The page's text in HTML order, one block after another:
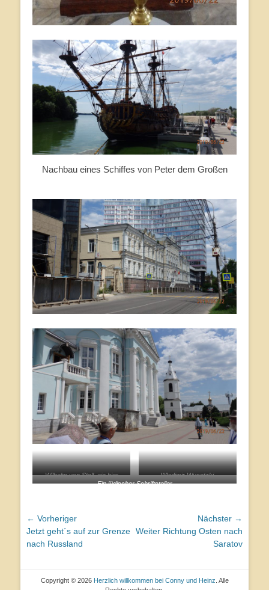
Nachbau eines Schiffes von Peter dem Großen
Wilhelm von Stoll, ein hier
sehr verehrter Deutscher
Wladimir Wysotzki,
ehemaliger russischer
Ein jüdischer Schriftsteller
Beitragsnavigation
← Vorheriger
Vorheriger
Beitrag:
Jetzt geht´s auf zur Grenze
nach Russland
Nächster →
Nächster
Weiter Richtung Osten nach
Saratov
Copyright © 2026 Herzlich willkommen bei Conny und Heinz . Alle